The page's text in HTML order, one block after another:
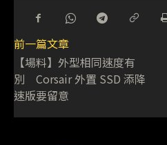
前一篇文章
【場料】外型相同速度有
別 Corsair 外置 SSD 添降
速版要留意